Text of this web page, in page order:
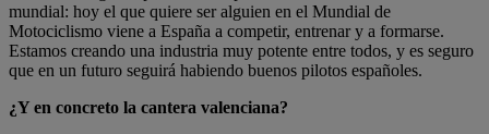
mundial: hoy el que quiere ser alguien en el Mundial de
Motociclismo viene a España a competir, entrenar y a formarse.
Estamos creando una industria muy potente entre todos, y es seguro
que en un futuro seguirá habiendo buenos pilotos españoles.
¿Y en concreto la cantera valenciana?